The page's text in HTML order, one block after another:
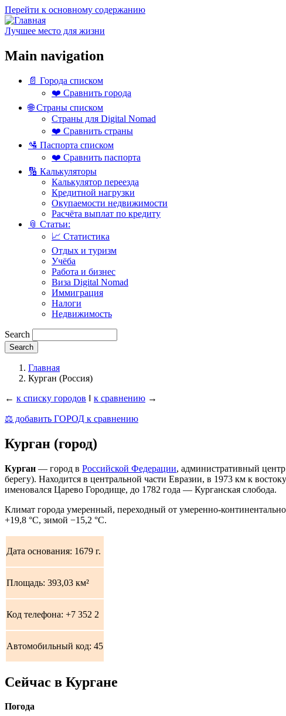
Перейти к основному содержанию
Лучшее место для жизни
Main navigation
📄 Города списком
❤️ Сравнить города
🌐 Страны списком
Страны для Digital Nomad
❤️ Сравнить страны
🛂 Паспорта списком
❤️ Сравнить паспорта
🔢 Калькуляторы
Калькулятор переезда
Кредитной нагрузки
Окупаемости недвижимости
Расчёта выплат по кредиту
📎 Статьи:
📈 Статистика
Отдых и туризм
Учёба
Работа и бизнес
Виза Digital Nomad
Иммиграция
Налоги
Недвижимость
Search
Главная
Курган (Россия)
← к списку городов ‖ к сравнению →
⚖️ добавить ГОРОД к сравнению
Курган (город)
Курган — город в Российской Федерации, административный
берегу). Находится в центральной части Евразии, в 1973 км к
именовался Царево Городище, до 1782 года — Курганская слобода.
Климат города умеренный, переходный от умеренно-
+19,8 °C, зимой −15,2 °C.
Дата основания: 1679 г.
Площадь: 393,03 км²
Код телефона: +7 352 2
Автомобильный код: 45
Сейчас в Кургане
Погода